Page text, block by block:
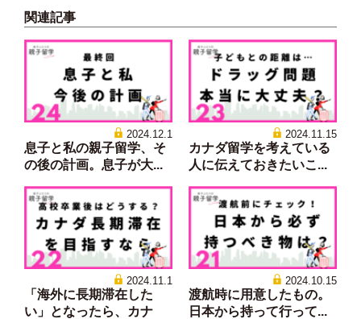
関連記事
2024.12.1
息子と私の親子留学、そ
の後の計画。息子が大...
2024.11.15
カナダ留学を考えている
人に伝えておきたいこ...
2024.11.1
「海外に長期滞在した
い」となったら、カナ
2024.10.15
渡航時に用意したもの。
日本から持って行って...